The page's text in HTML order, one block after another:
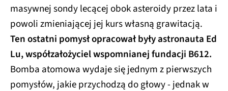
masywnej sondy lecącej obok asteroidy przez lata i
powoli zmieniającej jej kurs własną grawitacją.
Ten ostatni pomysł opracował były astronauta Ed
Lu, współzałożyciel wspomnianej fundacji B612.
Bomba atomowa wydaje się jednym z pierwszych
pomysłów, jakie przychodzą do głowy - jednak w